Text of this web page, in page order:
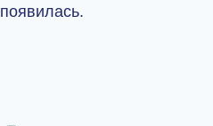
появилась.